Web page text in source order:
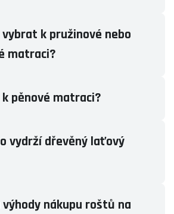
k pružinové nebo
matraci?
pěnové matraci?
vydrží dřevěný laťový
nákupu roštů na